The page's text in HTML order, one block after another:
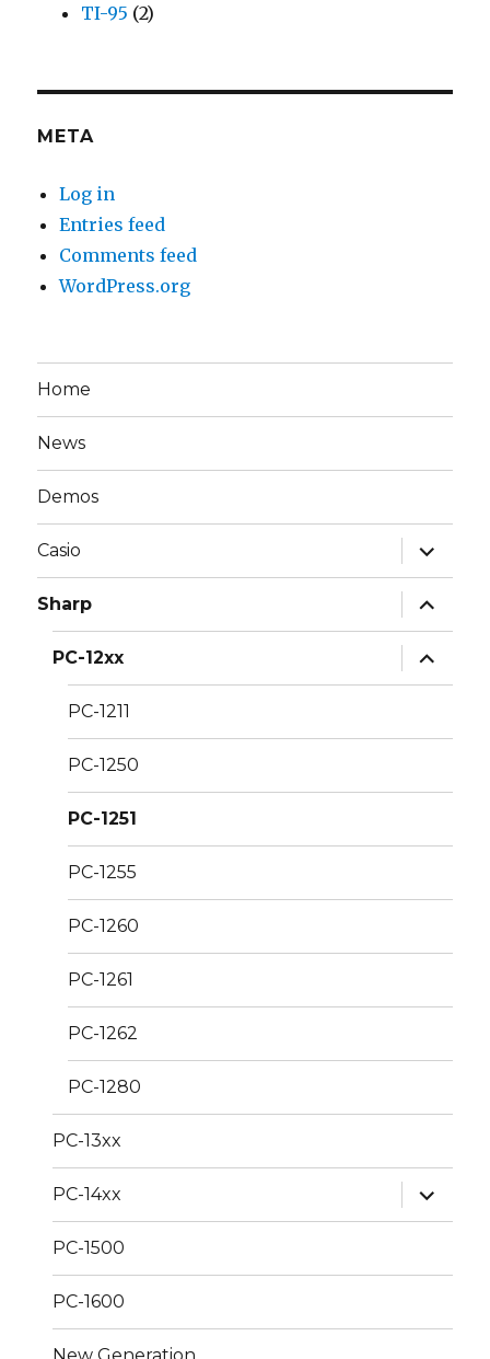
TI-95 (2)
META
Log in
Entries feed
Comments feed
WordPress.org
Home
News
Demos
Casio
expand
child
menu
Sharp
expand
child
menu
PC-12xx
expand
child
menu
PC-1211
PC-1250
PC-1251
PC-1255
PC-1260
PC-1261
PC-1262
PC-1280
PC-13xx
PC-14xx
expand
child
menu
PC-1500
PC-1600